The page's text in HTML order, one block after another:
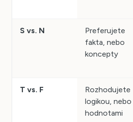
S vs. N
Preferujete
fakta, nebo
koncepty
T vs. F
Rozhodujete
logikou, nebo
hodnotami